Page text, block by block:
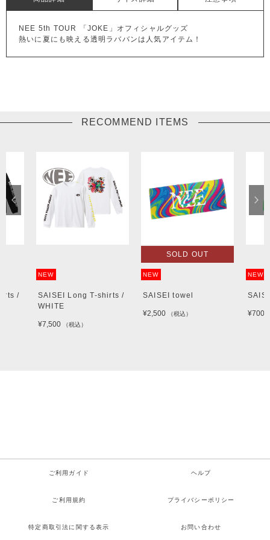
NEE 5th TOUR 「JOKE」オフィシャルグッズ
熱いに夏にも映える透明ラババンは人気アイテム！
RECOMMEND ITEMS
/
NEW
SAISEI Long T-shirts /
WHITE
¥7,500 （税込）
SOLD OUT
NEW
SAISEI towel
¥2,500 （税込）
NEW
¥700
ご利用ガイド ヘルプ
ご利用規約 プライバシーポリシー
特定商取引法に関する表示 お問い合わせ